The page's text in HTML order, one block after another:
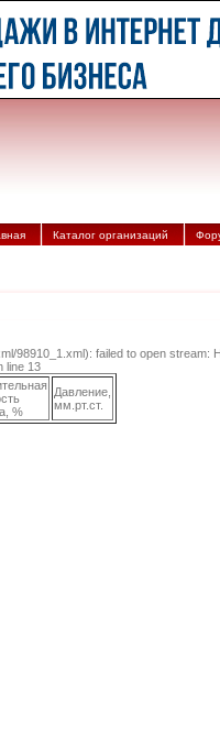
Каталог организаций
98910_1.xml): failed to open stream:
line 13
%
Давление,
мм.рт.ст.